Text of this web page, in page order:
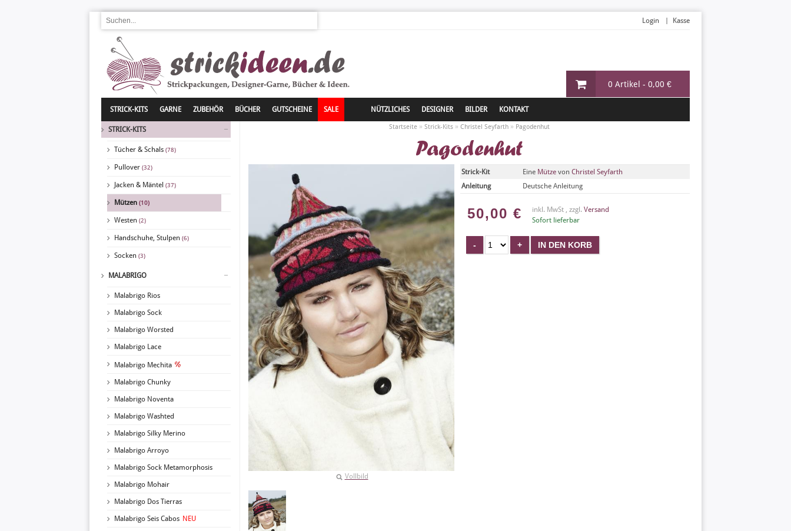
0 Artikel - 0,00 €
Login Kasse
STRICK-KITS GARNE ZUBEHÖR BÜCHER GUTSCHEINE SALE NÜTZLICHES DESIGNER BILDER KONTAKT
STRICK-KITS
Tücher & Schals (78)
Pullover (32)
Jacken & Mäntel (37)
Mützen (10)
Westen (2)
Handschuhe, Stulpen (6)
Socken (3)
MALABRIGO
Malabrigo Rios
Malabrigo Sock
Malabrigo Worsted
Malabrigo Lace
Malabrigo Mechita
Malabrigo Chunky
Malabrigo Noventa
Malabrigo Washted
Malabrigo Silky Merino
Malabrigo Arroyo
Malabrigo Sock Metamorphosis
Malabrigo Mohair
Malabrigo Dos Tierras
Malabrigo Seis Cabos NEU
Startseite» Strick-Kits» Christel Seyfarth» Pagodenhut
Pagodenhut
Vollbild
Strick-Kit Eine Mütze von Christel Seyfarth
Anleitung
Deutsche Anleitung
50,00 € inkl. MwSt , zzgl. Versand
Sofort lieferbar